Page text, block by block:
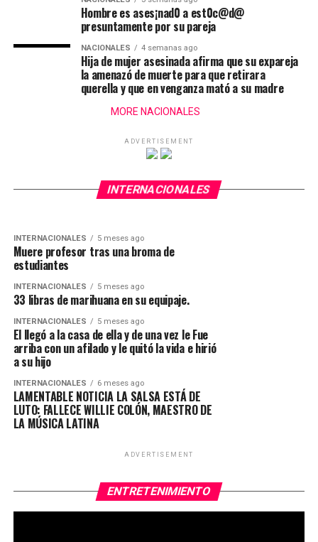
Hombre es ases¡nad0 a est0c@d@
presuntamente por su pareja
NACIONALES 4 semanas ago
Hija de mujer asesinada afirma que su expareja
la amenazó de muerte para que retirara
querella y que en venganza mató a su madre
MORE NACIONALES
ADVERTISEMENT
INTERNACIONALES
Dios mío, Yorgelis Delgado, junto a su hija
5 meses ago
pero migración le hecho mano y vuelve para
INTERNACIONALES 5 meses ago
Muere profesor tras una broma de
estudiantes
INTERNACIONALES 5 meses ago
33 libras de marihuana en su equipaje.
INTERNACIONALES 5 meses ago
El llegó a la casa de ella y de una vez le Fue
arriba con un afilado y le quitó la vida e hirió
a su hijo
INTERNACIONALES 6 meses ago
LAMENTABLE NOTICIA LA SALSA ESTÁ DE
LUTO: FALLECE WILLIE COLÓN, MAESTRO DE
LA MÚSICA LATINA
ADVERTISEMENT
ENTRETENIMIENTO